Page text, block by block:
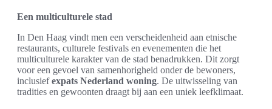
Een multiculturele stad
In Den Haag vindt men een verscheidenheid aan etnische
restaurants, culturele festivals en evenementen die het
multiculturele karakter van de stad benadrukken. Dit zorgt
voor een gevoel van samenhorigheid onder de bewoners,
inclusiefexpats Nederland woning. De uitwisseling van
tradities en gewoonten draagt bij aan een uniek leefklimaat.